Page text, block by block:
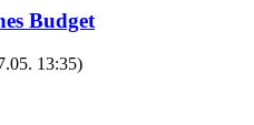
Budget
13:35)